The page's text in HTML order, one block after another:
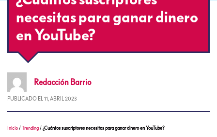
necesitas para ganar dinero
en YouTube?
Redacción Barrio
PUBLICADO EL 11, ABRIL 2023
Inicio /Trending /¿Cuántos suscriptores necesitas para ganar dinero en YouTube?